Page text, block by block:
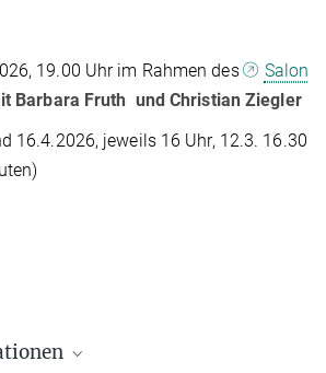
19.00 Uhr im Rahmen des
Salon
Barbara Fruth und Christian Ziegler
16.4.2026, jeweils 16 Uhr, 12.3. 16.30